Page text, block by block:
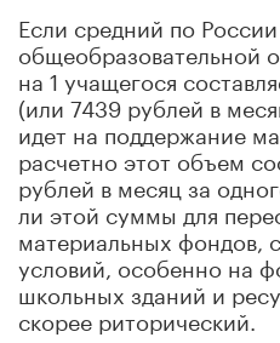
Если средний по
общеобразовательной
на 1 учащегося
(или 7439 рублей в
идет на поддержание
расчетно этот объем
рублей в месяц за
ли этой суммы для
материальных фондов,
условий, особенно на
школьных зданий и
скорее риторический.